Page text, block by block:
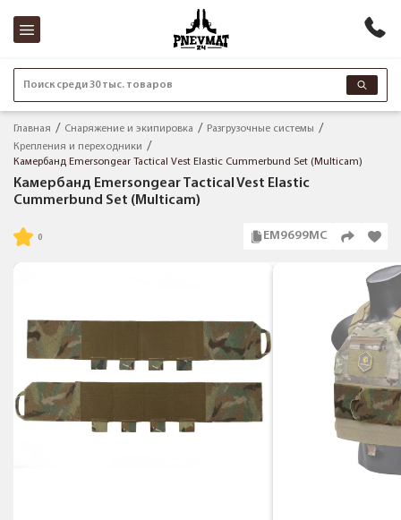
Поиск среди 30 тыс. товаров
Главная Снаряжение и экипировка
Разгрузочные системы
Крепления и переходники
Камербанд Emersongear Tactical Vest Elastic Cummerbund Set (Multicam)
Камербанд Emersongear Tactical Vest Elastic
Cummerbund Set (Multicam)
EM9699MC